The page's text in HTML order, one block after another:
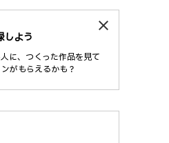
しよう
に、つくった作品を見て
がもらえるかも？
close